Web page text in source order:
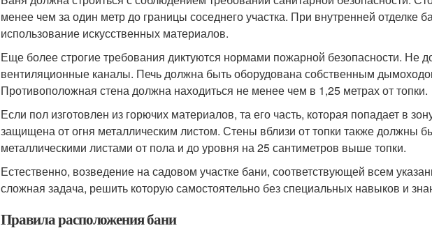
менее чем за один метр до границы соседнего участка. При внутренней отделке
использование искусственных материалов.
Еще более строгие требования диктуются нормами пожарной безопасности. Не
вентиляционные каналы. Печь должна быть оборудована собственным
Противоположная стена должна находиться не менее чем в 1,25 метрах от топки.
Если пол изготовлен из горючих материалов, та его часть, которая попадает в
защищена от огня металлическим листом. Стены вблизи от топки также должны
металлическими листами от пола и до уровня на 25 сантиметров выше топки.
Естественно, возведение на садовом участке бани, соответствующей всем
сложная задача, решить которую самостоятельно без специальных навыков и
Правила расположения бани